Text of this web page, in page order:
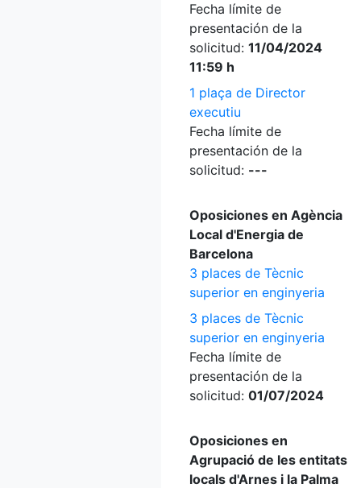
Fecha límite de
presentación de la
solicitud: 11/04/2024
11:59 h
1 plaça de Director
executiu
Fecha límite de
presentación de la
solicitud: ---
Oposiciones en Agència
Local d'Energia de
Barcelona
3 places de Tècnic
superior en enginyeria
3 places de Tècnic
superior en enginyeria
Fecha límite de
presentación de la
solicitud: 01/07/2024
Oposiciones en
Agrupació de les entitats
locals d'Arnes i la Palma